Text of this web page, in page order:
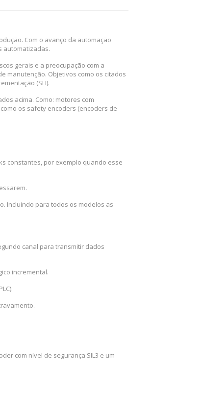
Com o avanço da automação
automatizadas.
gerais e a preocupação com a
manutenção. Objetivos como os citados
(SLI).
acima. Como: motores com
os safety encoders (encoders de
constantes, por exemplo quando esse
Incluindo para todos os modelos as
canal para transmitir dados
incremental.
com nível de segurança SIL3 e um